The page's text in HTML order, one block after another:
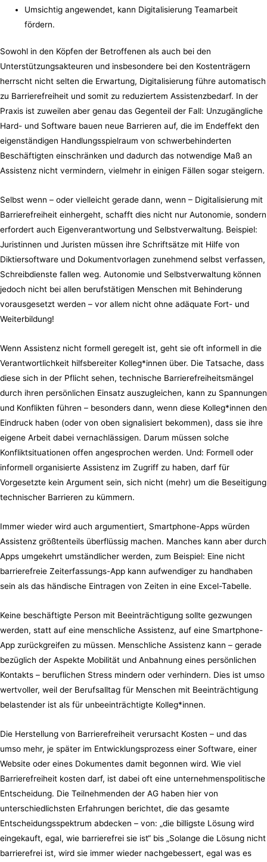
Umsichtig angewendet, kann Digitalisierung Teamarbeit
fördern.
Sowohl in den Köpfen der Betroffenen als auch bei den
Unterstützungsakteuren und insbesondere bei den Kostenträgern
herrscht nicht selten die Erwartung, Digitalisierung führe automatisch
zu Barrierefreiheit und somit zu reduziertem Assistenzbedarf. In der
Praxis ist zuweilen aber genau das Gegenteil der Fall: Unzugängliche
Hard- und Software bauen neue Barrieren auf, die im Endeffekt den
eigenständigen Handlungsspielraum von schwerbehinderten
Beschäftigten einschränken und dadurch das notwendige Maß an
Assistenz nicht vermindern, vielmehr in einigen Fällen sogar steigern.
Selbst wenn – oder vielleicht gerade dann, wenn – Digitalisierung mit
Barrierefreiheit einhergeht, schafft dies nicht nur Autonomie, sondern
erfordert auch Eigenverantwortung und Selbstverwaltung. Beispiel:
Juristinnen und Juristen müssen ihre Schriftsätze mit Hilfe von
Diktiersoftware und Dokumentvorlagen zunehmend selbst verfassen,
Schreibdienste fallen weg. Autonomie und Selbstverwaltung können
jedoch nicht bei allen berufstätigen Menschen mit Behinderung
vorausgesetzt werden – vor allem nicht ohne adäquate Fort- und
Weiterbildung!
Wenn Assistenz nicht formell geregelt ist, geht sie oft informell in die
Verantwortlichkeit hilfsbereiter Kolleg*innen über. Die Tatsache, dass
diese sich in der Pflicht sehen, technische Barrierefreiheitsmängel
durch ihren persönlichen Einsatz auszugleichen, kann zu Spannungen
und Konflikten führen – besonders dann, wenn diese Kolleg*innen den
Eindruck haben (oder von oben signalisiert bekommen), dass sie ihre
eigene Arbeit dabei vernachlässigen. Darum müssen solche
Konfliktsituationen offen angesprochen werden. Und: Formell oder
informell organisierte Assistenz im Zugriff zu haben, darf für
Vorgesetzte kein Argument sein, sich nicht (mehr) um die Beseitigung
technischer Barrieren zu kümmern.
Immer wieder wird auch argumentiert, Smartphone-Apps würden
Assistenz größtenteils überflüssig machen. Manches kann aber durch
Apps umgekehrt umständlicher werden, zum Beispiel: Eine nicht
barrierefreie Zeiterfassungs-App kann aufwendiger zu handhaben
sein als das händische Eintragen von Zeiten in eine Excel-Tabelle.
Keine beschäftigte Person mit Beeinträchtigung sollte gezwungen
werden, statt auf eine menschliche Assistenz, auf eine Smartphone-
App zurückgreifen zu müssen. Menschliche Assistenz kann – gerade
bezüglich der Aspekte Mobilität und Anbahnung eines persönlichen
Kontakts – beruflichen Stress mindern oder verhindern. Dies ist umso
wertvoller, weil der Berufsalltag für Menschen mit Beeinträchtigung
belastender ist als für unbeeinträchtigte Kolleg*innen.
Die Herstellung von Barrierefreiheit verursacht Kosten – und das
umso mehr, je später im Entwicklungsprozess einer Software, einer
Website oder eines Dokumentes damit begonnen wird. Wie viel
Barrierefreiheit kosten darf, ist dabei oft eine unternehmenspolitische
Entscheidung. Die Teilnehmenden der AG haben hier von
unterschiedlichsten Erfahrungen berichtet, die das gesamte
Entscheidungsspektrum abdecken – von: „die billigste Lösung wird
eingekauft, egal, wie barrierefrei sie ist“ bis „Solange die Lösung nicht
barrierefrei ist, wird sie immer wieder nachgebessert, egal was es